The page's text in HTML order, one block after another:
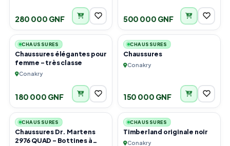
280 000 GNF 500 000 GNF
3
CHAUSSURES
Chaussures élégantes pour
femme – très classe
Conakry
180 000 GNF
3
CHAUSSURES
Chaussures
Conakry
150 000 GNF
6
CHAUSSURES
Chaussures Dr. Martens
2976 QUAD - Bottines à
1
CHAUSSURES
Timberland originale noir
Conakry